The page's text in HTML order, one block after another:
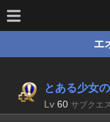
エ
とある少女
Lv 60 サブクエ